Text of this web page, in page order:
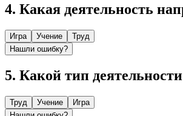
4. Какая деятельность
Игра Учение
Труд
Нашли ошибку?
5. Какой тип
Труд Учение
Игра